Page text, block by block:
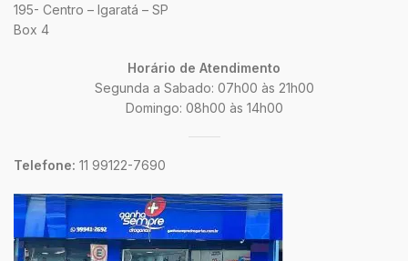
195- Centro – Igaratá – SP
Box 4
Horário de Atendimento
Segunda a Sabado: 07h00 às 21h00
Domingo: 08h00 às 14h00
Telefone: 11 99122-7690